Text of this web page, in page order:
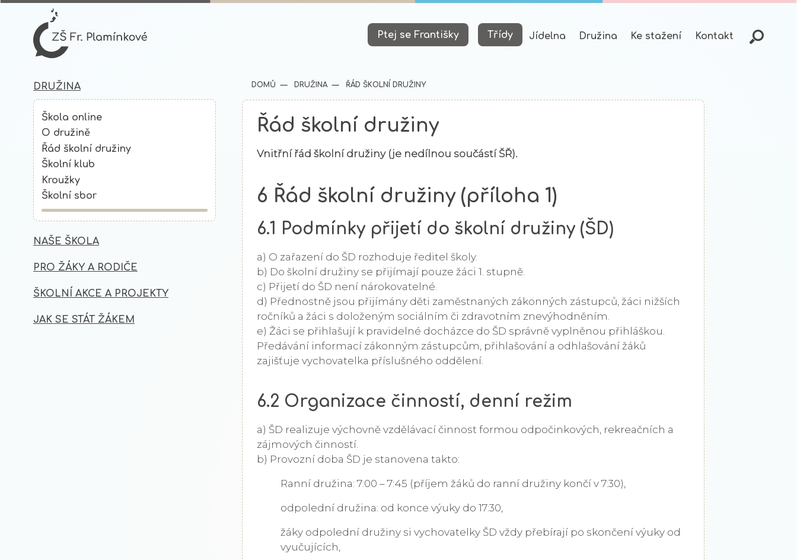
Ptej se Františky Třídy Jídelna Družina Ke stažení Kontakt
DRUŽINA
Škola online
O družině
Řád školní družiny
Školní klub
Kroužky
Školní sbor
NAŠE ŠKOLA
PRO ŽÁKY A RODIČE
ŠKOLNÍ AKCE A PROJEKTY
JAK SE STÁT ŽÁKEM
DOMŮ DRUŽINA ŘÁD ŠKOLNÍ DRUŽINY
Řád školní družiny
Vnitřní řád školní družiny (je nedílnou součástí ŠŘ).
6 Řád školní družiny (příloha 1)
6.1 Podmínky přijetí do školní družiny (ŠD)
a) O zařazení do ŠD rozhoduje ředitel školy.
b) Do školní družiny se přijímají pouze žáci 1. stupně.
c) Přijetí do ŠD není nárokovatelné.
d) Přednostně jsou přijímány děti zaměstnaných zákonných zástupců, žáci nižších
ročníků a žáci s doloženým sociálním či zdravotním znevýhodněním.
e) Žáci se přihlašují k pravidelné docházce do ŠD správně vyplněnou přihláškou.
Předávání informací zákonným zástupcům, přihlašování a odhlašování žáků
zajišťuje vychovatelka příslušného oddělení.
6.2 Organizace činností, denní režim
a) ŠD realizuje výchovně vzdělávací činnost formou odpočinkových, rekreačních a
zájmových činností.
b) Provozní doba ŠD je stanovena takto:
Ranní družina: 7:00 – 7:45 (příjem žáků do ranní družiny končí v 7:30),
odpolední družina: od konce výuky do 17:30,
žáky odpolední družiny si vychovatelky ŠD vždy přebírají po skončení výuky od
vyučujících,